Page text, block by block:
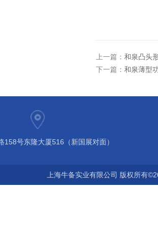
上一篇： 和泉凸头
下一篇： 和泉薄型
158号东隆大厦516（新国展对面）
上海牛备实业有限公司 版权所有